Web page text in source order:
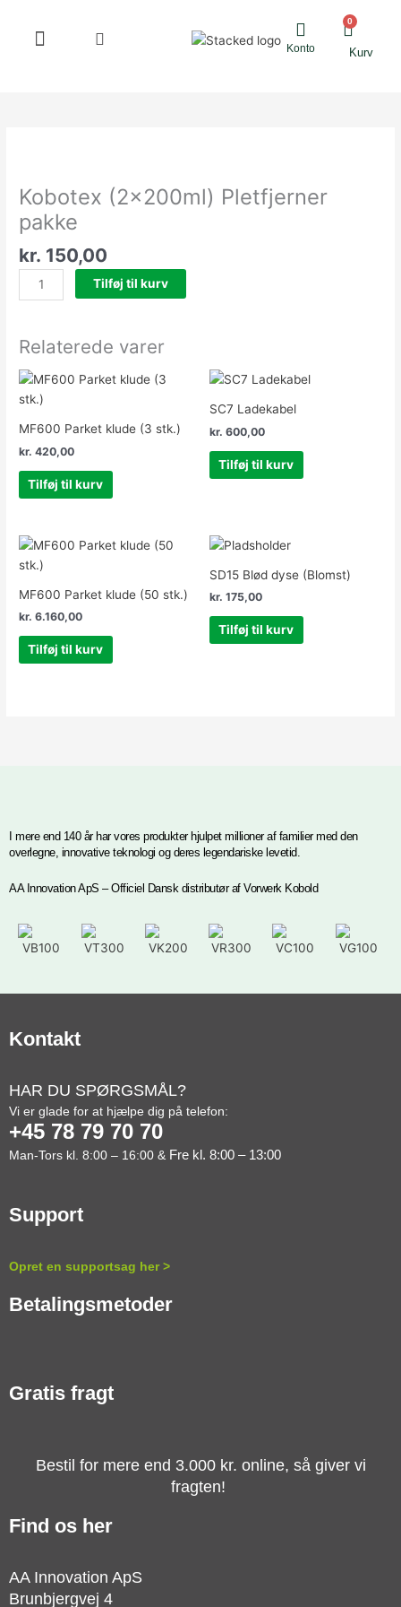
indholdet
Konto
0
Kurv
Kurv
Kobotex (2x200ml) Pletfjerner
pakke
kr. 150,00
pakke
antal
Tilføj til kurv
Relaterede varer
MF600 Parket klude (3 stk.)
kr. 420,00
Tilføj til kurv
SC7 Ladekabel
kr. 600,00
Tilføj til kurv
MF600 Parket klude (50 stk.)
kr. 6.160,00
Tilføj til kurv
SD15 Blød dyse (Blomst)
kr. 175,00
Tilføj til kurv
I mere end 140 år har vores produkter hjulpet millioner af familier med den
overlegne, innovative teknologi og deres legendariske levetid.
AA Innovation ApS – Officiel Dansk distributør af Vorwerk Kobold
Kontakt
HAR DU SPØRGSMÅL?
Vi er glade for at hjælpe dig på telefon:
+45 78 79 70 70
Man-Tors kl. 8:00 – 16:00 & Fre kl. 8:00 – 13:00
Support
Opret en supportsag her>
Betalingsmetoder
Gratis fragt
Bestil for mere end 3.000 kr. online, så giver vi
fragten!
Find os her
AA Innovation ApS
Brunbjergvej 4